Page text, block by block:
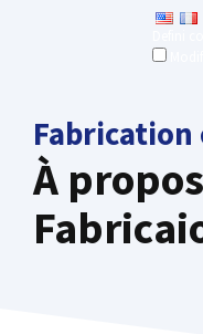
Fabrication
À